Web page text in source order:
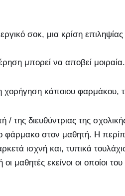
σοκ, μια κρίση
μπορεί να αποβεί μοιραία.
χορήγηση κάποιου φαρμάκου,
/ της διευθύντριας της
φάρμακο στον μαθητή. Η
ισχνή και, τυπικά
μαθητές εκείνοι οι οποίοι